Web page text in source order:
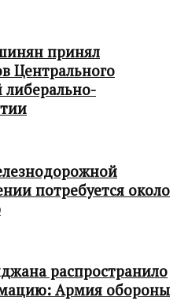
принял
Центрального
потребуется около
распространило
Армия обороны